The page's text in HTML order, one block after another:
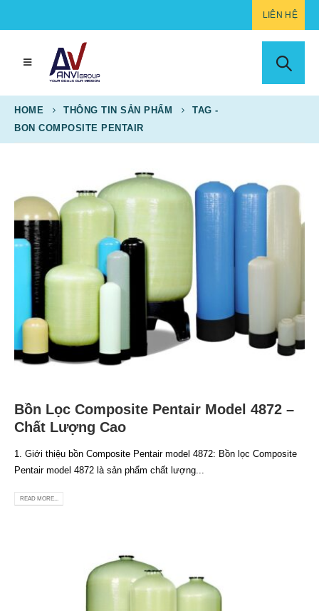
LIÊN HỆ
HOME THÔNG TIN SẢN PHẨM
TAG -
BON COMPOSITE PENTAIR
Bồn Lọc Composite Pentair Model 4872 –
Chất Lượng Cao
1. Giới thiệu bồn Composite Pentair model 4872: Bồn lọc Composite
Pentair model 4872 là sản phẩm chất lượng...
READ MORE...